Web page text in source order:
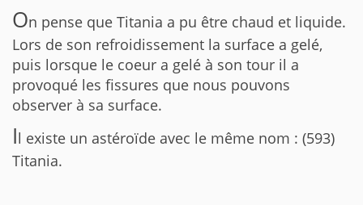
On pense que Titania a pu être chaud et liquide.
Lors de son refroidissement la surface a gelé,
puis lorsque le coeur a gelé à son tour il a
provoqué les fissures que nous pouvons
observer à sa surface.
Il existe un astéroïde avec le même nom : (593)
Titania.